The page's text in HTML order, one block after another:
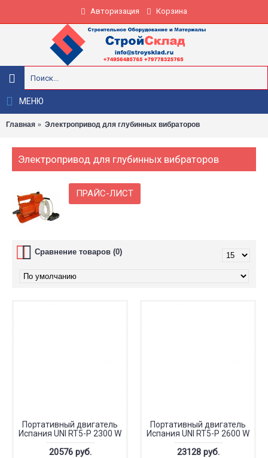
Авторизация Корзина
МЕНЮ
Главная Электропривод для глубинных вибраторов
Электропривод для глубинных вибраторов
ПРАЙС-ЛИСТ
Сравнение товаров (0)
Портативный двигатель
Испания UNI RT5-P 2300 W
20576 руб.
Портативный двигатель
Испания UNI RT5-P 2600 W
23128 руб.